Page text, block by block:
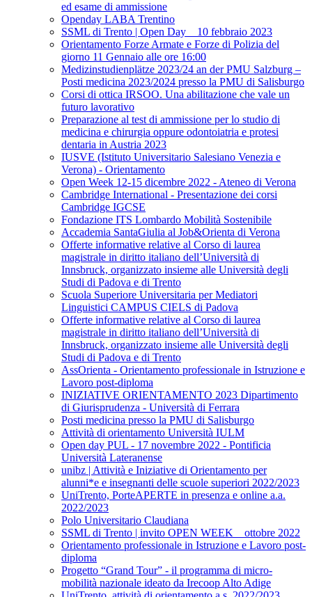
ed esame di ammissione
Openday LABA Trentino
SSML di Trento | Open Day _ 10 febbraio 2023
Orientamento Forze Armate e Forze di Polizia del
giorno 11 Gennaio alle ore 16:00
Medizinstudienplätze 2023/24 an der PMU Salzburg –
Posti medicina 2023/2024 presso la PMU di Salisburgo
Corsi di ottica IRSOO. Una abilitazione che vale un
futuro lavorativo
Preparazione al test di ammissione per lo studio di
medicina e chirurgia oppure odontoiatria e protesi
dentaria in Austria 2023
IUSVE (Istituto Universitario Salesiano Venezia e
Verona) - Orientamento
Open Week 12-15 dicembre 2022 - Ateneo di Verona
Cambridge International - Presentazione dei corsi
Cambridge IGCSE
Fondazione ITS Lombardo Mobilità Sostenibile
Accademia SantaGiulia al Job&Orienta di Verona
Offerte informative relative al Corso di laurea
magistrale in diritto italiano dell’Università di
Innsbruck, organizzato insieme alle Università degli
Studi di Padova e di Trento
Scuola Superiore Universitaria per Mediatori
Linguistici CAMPUS CIELS di Padova
Offerte informative relative al Corso di laurea
magistrale in diritto italiano dell’Università di
Innsbruck, organizzato insieme alle Università degli
Studi di Padova e di Trento
AssOrienta - Orientamento professionale in Istruzione e
Lavoro post-diploma
INIZIATIVE ORIENTAMENTO 2023 Dipartimento
di Giurisprudenza - Università di Ferrara
Posti medicina presso la PMU di Salisburgo
Attività di orientamento Università IULM
Open day PUL - 17 novembre 2022 - Pontificia
Università Lateranense
unibz | Attività e Iniziative di Orientamento per
alunni*e e insegnanti delle scuole superiori 2022/2023
UniTrento, PorteAPERTE in presenza e online a.a.
2022/2023
Polo Universitario Claudiana
SSML di Trento | invito OPEN WEEK _ ottobre 2022
Orientamento professionale in Istruzione e Lavoro post-
diploma
Progetto “Grand Tour” - il programma di micro-
mobilità nazionale ideato da Irecoop Alto Adige